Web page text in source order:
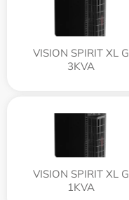
VISION SPIRIT XL G
3KVA
VISION SPIRIT XL G
1KVA